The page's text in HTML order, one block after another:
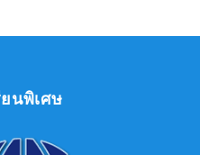
ยนพิเศษ